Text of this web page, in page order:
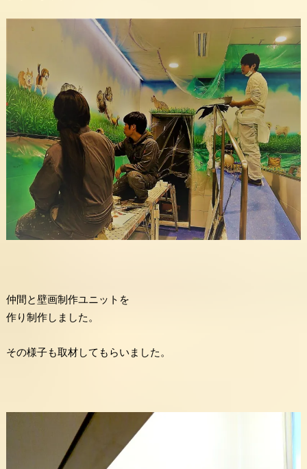
仲間と壁画制作ユニットを
作り制作しました。
その様子も取材してもらいました。